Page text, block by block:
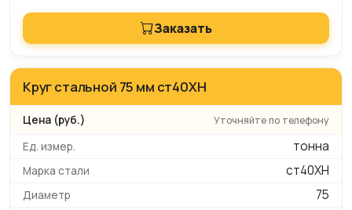
Заказать
Круг стальной 75 мм ст40ХН
Уточняйте по телефону
тонна
ст40ХН
75